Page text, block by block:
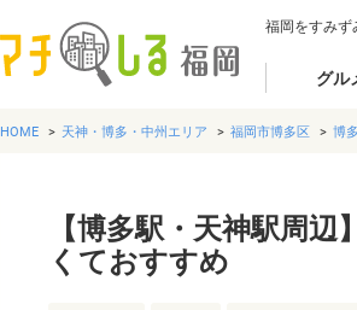
福岡をすみず
グル
HOME 天神・博多・中州エリア 福岡市博多区 博
【博多駅・天神駅周
くておすすめ